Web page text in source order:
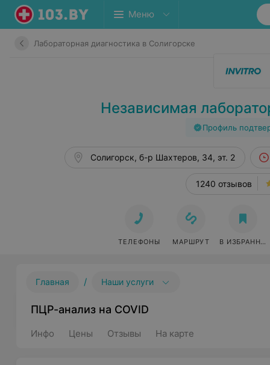
Меню
Лабораторная диагностика в Солигорске
Независимая
Профиль
Солигорск, б-р Шахтеров, 34, эт. 2
1240 отзывов
ТЕЛЕФОНЫ МАРШРУТ В ИЗБРАННОЕ
Главная / Наши услуги
ПЦР-анализ на COVID
Инфо Цены Отзывы На карте